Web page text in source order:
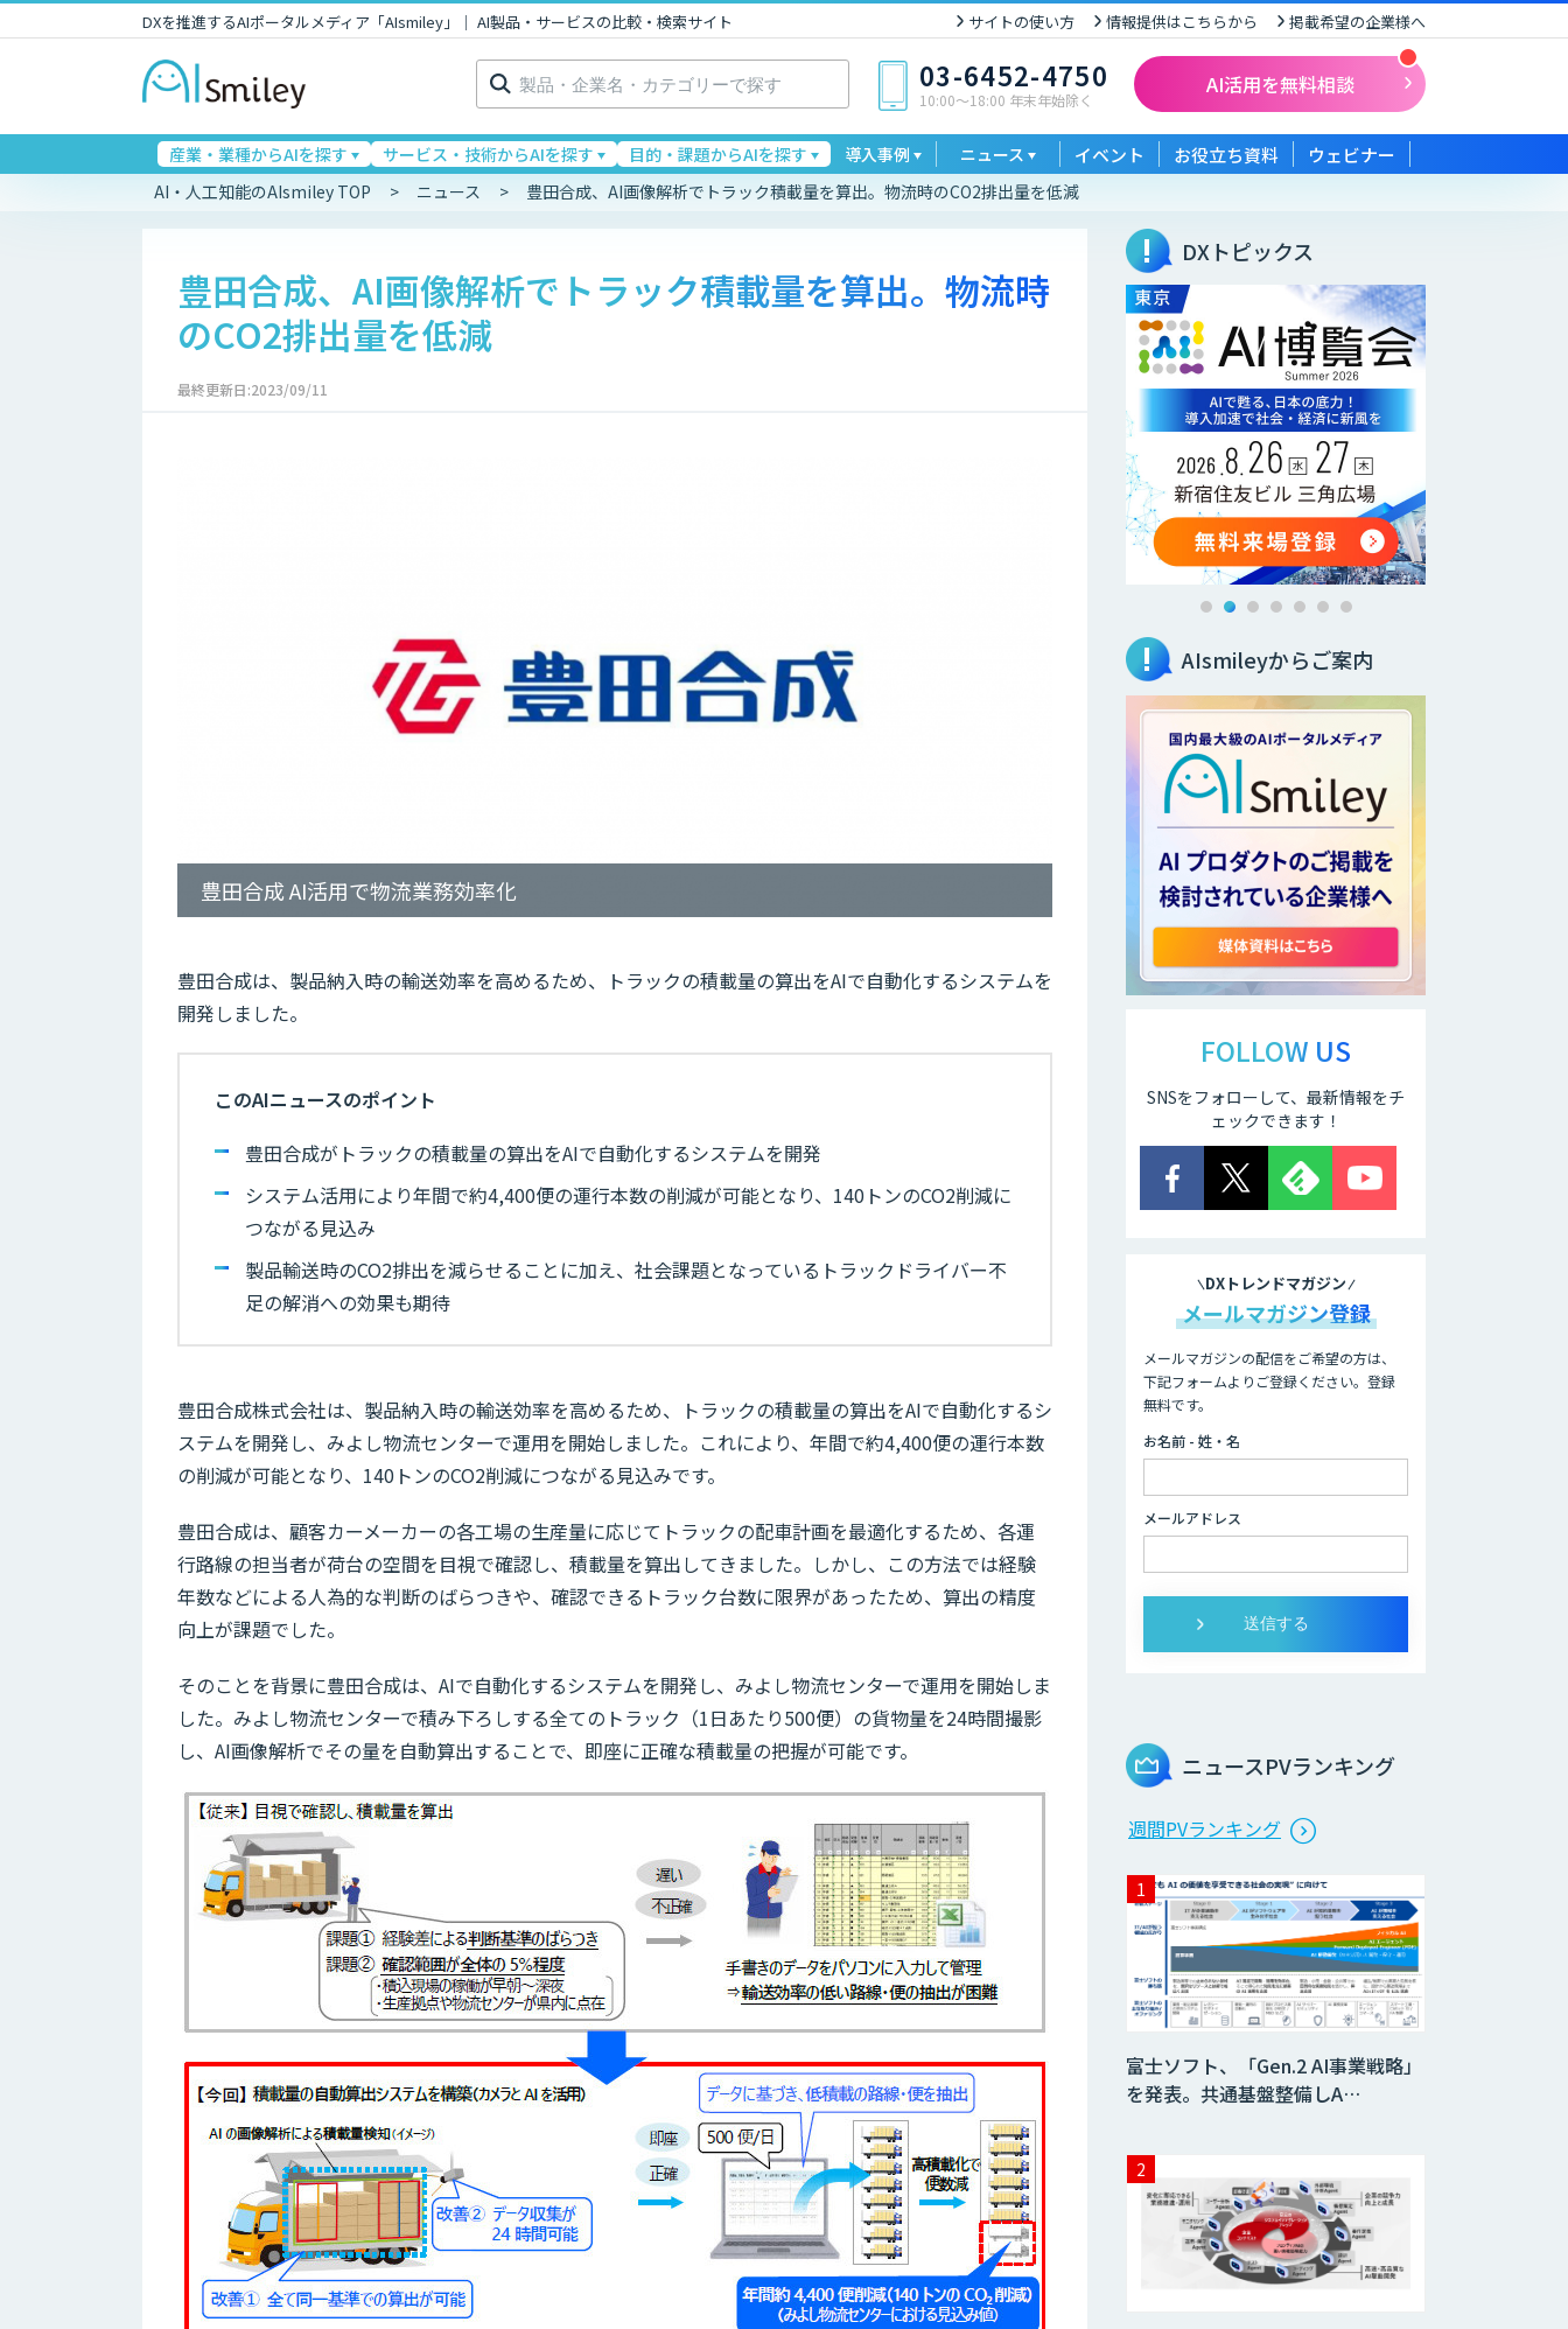
DXを推進するAIポータルメディア「AIsmiley」｜ AI製品・サービスの比較・検索サイト サイトの使い方 情報提供はこちらから 掲載希望の企業様へ
検
索: 03-6452-4750
10:00〜18:00 年末年始除く
AI活用を無料相談
産業・業種からAIを探す サービス・技術からAIを探す 目的・課題からAIを探す 導入事例 ニュース イベント お役立ち資料 ウェビナー
AI・人工知能のAIsmiley TOP ニュース 豊田合成、AI画像解析でトラック積載量を算出。物流時のCO2排出量を低減
豊田合成、AI画像解析でトラック積載量を算出。物流時
のCO2排出量を低減
最終更新日:2023/09/11
豊田合成 AI活用で物流業務効率化
豊田合成は、製品納入時の輸送効率を高めるため、トラックの積載量の算出をAIで自動化するシステムを
開発しました。
このAIニュースのポイント
豊田合成がトラックの積載量の算出をAIで自動化するシステムを開発
システム活用により年間で約4,400便の運行本数の削減が可能となり、140トンのCO2削減に
つながる見込み
製品輸送時のCO2排出を減らせることに加え、社会課題となっているトラックドライバー不
足の解消への効果も期待
豊田合成株式会社は、製品納入時の輸送効率を高めるため、トラックの積載量の算出をAIで自動化するシ
ステムを開発し、みよし物流センターで運用を開始しました。これにより、年間で約4,400便の運行本数
の削減が可能となり、140トンのCO2削減につながる見込みです。
豊田合成は、顧客カーメーカーの各工場の生産量に応じてトラックの配車計画を最適化するため、各運
行路線の担当者が荷台の空間を目視で確認し、積載量を算出してきました。しかし、この方法では経験
年数などによる人為的な判断のばらつきや、確認できるトラック台数に限界があったため、算出の精度
向上が課題でした。
そのことを背景に豊田合成は、AIで自動化するシステムを開発し、みよし物流センターで運用を開始しま
した。みよし物流センターで積み下ろしする全てのトラック（1日あたり500便）の貨物量を24時間撮影
し、AI画像解析でその量を自動算出することで、即座に正確な積載量の把握が可能です。
DXトピックス
AIsmileyからご案内
FOLLOW US
SNSをフォローして、最新情報をチ
ェックできます！
DXトレンドマガジン
メールマガジン登録
メールマガジンの配信をご希望の方は、
下記フォームよりご登録ください。登録
無料です。
お名前 - 姓・名
メールアドレス
ニュースPVランキング
週間PVランキング
富士ソフト、「Gen.2 AI事業戦略」
を発表。共通基盤整備しA…